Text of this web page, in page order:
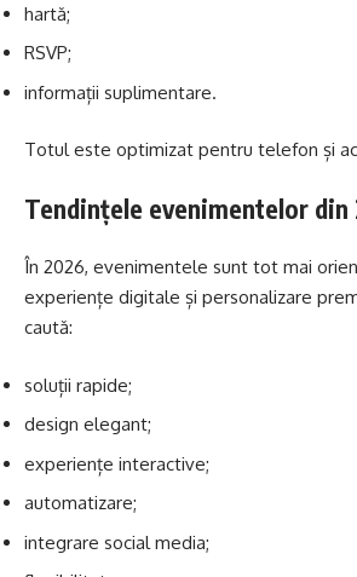
hartă;
RSVP;
informații suplimentare.
Totul este optimizat pentru telefon și
Tendințele evenimentelor din
În 2026, evenimentele sunt tot mai
experiențe digitale și personalizare
caută:
soluții rapide;
design elegant;
experiențe interactive;
automatizare;
integrare social media;